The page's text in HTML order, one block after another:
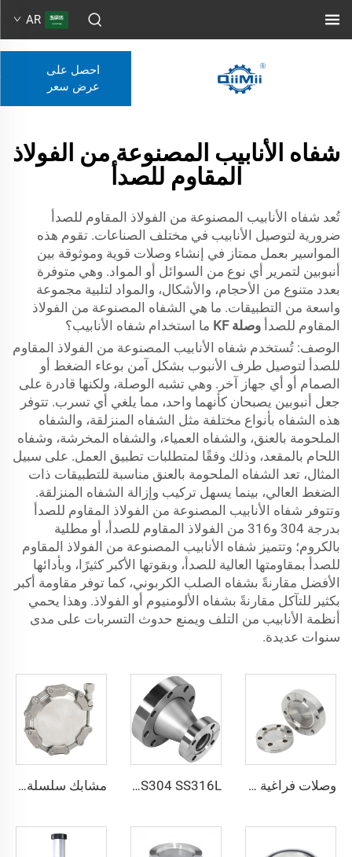
AR
احصل على
عرض سعر
شفاه الأنابيب المصنوعة من الفولاذ
المقاوم للصدأ
تُعد شفاه الأنابيب المصنوعة من الفولاذ المقاوم للصدأ
ضرورية لتوصيل الأنابيب في مختلف الصناعات. تقوم هذه
المواسير بعمل ممتاز في إنشاء وصلات قوية وموثوقة بين
أنبوبين لتمرير أي نوع من السوائل أو المواد. وهي متوفرة
بعدد متنوع من الأحجام، والأشكال، والمواد لتلبية مجموعة
واسعة من التطبيقات. ما هي الشفاه المصنوعة من الفولاذ
المقاوم للصدأ وصلة KF
ما استخدام شفاه الأنابيب؟
الوصف: تُستخدم شفاه الأنابيب المصنوعة من الفولاذ المقاوم
للصدأ لتوصيل طرف الأنبوب بشكل آمن بوعاء الضغط أو
الصمام أو أي جهاز آخر. وهي تشبه الوصلة، ولكنها قادرة على
جعل أنبوبين يصبحان كأنهما واحد، مما يلغي أي تسرب. تتوفر
هذه الشفاه بأنواع مختلفة مثل الشفاه المنزلقة، والشفاه
الملحومة بالعنق، والشفاه العمياء، والشفاه المخرشة، وشفاه
اللحام بالمقعد، وذلك وفقًا لمتطلبات تطبيق العمل. على سبيل
المثال، تعد الشفاه الملحومة بالعنق مناسبة للتطبيقات ذات
الضغط العالي، بينما يسهل تركيب وإزالة الشفاه المنزلقة.
وتتوفر شفاه الأنابيب المصنوعة من الفولاذ المقاوم للصدأ
بدرجة 304 و316 من الفولاذ المقاوم للصدأ، أو مطلية
بالكروم؛ وتتميز شفاه الأنابيب المصنوعة من الفولاذ المقاوم
للصدأ بمقاومتها العالية للصدأ، وبقوتها الأكبر كثيرًا، وبأدائها
الأفضل مقارنةً بشفاه الصلب الكربوني، كما توفر مقاومة أكبر
بكثير للتآكل مقارنةً بشفاه الألومنيوم أو الفولاذ. وهذا يحمي
أنظمة الأنابيب من التلف ويمنع حدوث التسربات على مدى
سنوات عديدة.
وصلات فراغية من الفولاذ المقاوم للصدأ CF16-CF350، وصلات ثابتة SS304 SS316L، شفاه فراغية ذات ثقوب عابرة/خيوط مترية/خيوط UNC SS304 SS316L محول مخفض مخروطي من نوع CF قابل للدوران/ثابت مع ثقوب عابرة محول من الفولاذ المقاوم للصدأ للفراغ العالي أنبوب CF25xCF16-CF100xCF80 تركيبة شفة مشابك سلسلة من الفولاذ المقاوم للصدأ عالية الجودة SS304، تركيبات مشبك أنبوب فراغي KF16-160، قوية، ختم CNC، NW16-160 مزورة